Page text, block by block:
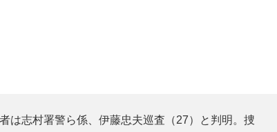
は志村署警ら係、伊藤忠夫巡査（27）と判明。捜